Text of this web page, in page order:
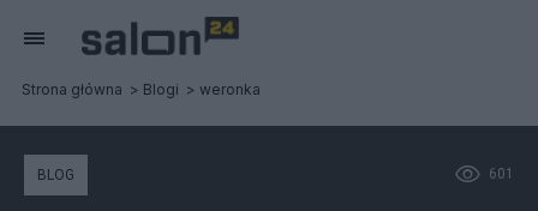
Strona główna Blogi weronka
601
BLOG